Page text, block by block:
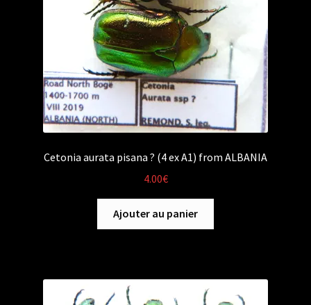
Cetonia aurata pisana ? (4 ex A1) from ALBANIA
4.00€
Ajouter au panier